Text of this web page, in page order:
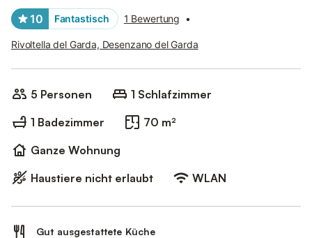
10 Fantastisch 1 Bewertung •
Rivoltella del Garda, Desenzano del Garda
5 Personen
1 Schlafzimmer
1 Badezimmer
70 m²
Ganze Wohnung
Haustiere nicht erlaubt
WLAN
Gut ausgestattete Küche